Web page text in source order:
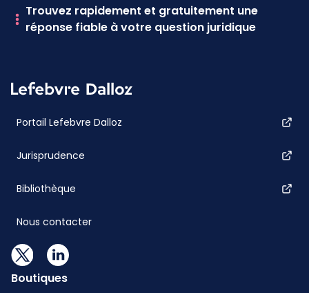
Trouvez rapidement et gratuitement une
réponse fiable à votre question juridique
Portail Lefebvre Dalloz
Jurisprudence
Bibliothèque
Nous contacter
Boutiques